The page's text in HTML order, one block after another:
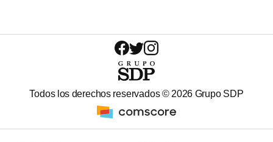
Todos los derechos reservados ©2026 Grupo SDP